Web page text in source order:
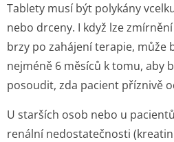
Tablety musí být polykány
nebo drceny. I když lze
brzy po zahájení terapie, může
nejméně 6 měsíců k tomu, aby
posoudit, zda pacient příznivě
U starších osob nebo u
renální nedostatečnosti